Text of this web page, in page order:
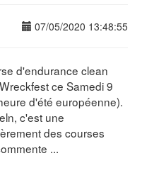
07/05/2020 13:48:55
d'endurance clean
ce Samedi 9
d'été européenne).
c'est une
des courses
...